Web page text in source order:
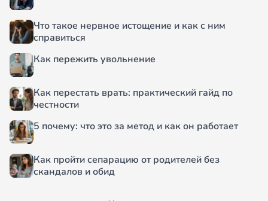
Что такое нервное истощение и как с ним
справиться
Как пережить увольнение
Как перестать врать: практический гайд по
честности
5 почему: что это за метод и как он работает
Как пройти сепарацию от родителей без
скандалов и обид